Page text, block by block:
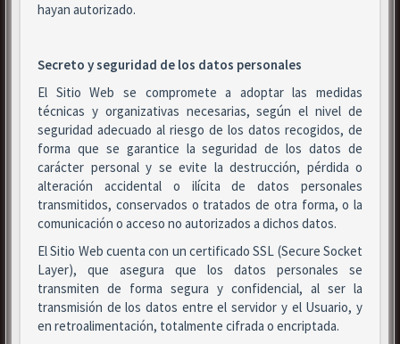
hayan autorizado.
Secreto y seguridad de los datos personales
El Sitio Web se compromete a adoptar las medidas
técnicas y organizativas necesarias, según el nivel de
seguridad adecuado al riesgo de los datos recogidos, de
forma que se garantice la seguridad de los datos de
carácter personal y se evite la destrucción, pérdida o
alteración accidental o ilícita de datos personales
transmitidos, conservados o tratados de otra forma, o la
comunicación o acceso no autorizados a dichos datos.
El Sitio Web cuenta con un certificado SSL (Secure Socket
Layer), que asegura que los datos personales se
transmiten de forma segura y confidencial, al ser la
transmisión de los datos entre el servidor y el Usuario, y
en retroalimentación, totalmente cifrada o encriptada.